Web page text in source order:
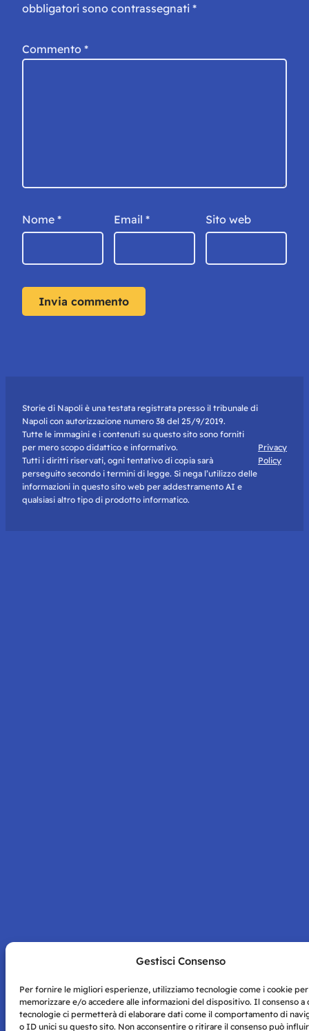
Gestisci Consenso
Per fornire le migliori esperienze, utilizziamo tecnologie come i cookie per
memorizzare e/o accedere alle informazioni del dispositivo. Il consenso a
tecnologie ci permetterà di elaborare dati come il comportamento di
o ID unici su questo sito. Non acconsentire o ritirare il consenso può
obbligatori sono contrassegnati *
Commento *
Nome * Email * Sito web
Storie di Napoli è una testata registrata presso il tribunale di
Napoli con autorizzazione numero 38 del 25/9/2019.
Tutte le immagini e i contenuti su questo sito sono forniti
per mero scopo didattico e informativo.
Tutti i diritti riservati, ogni tentativo di copia sarà
perseguito secondo i termini di legge. Si nega l’utilizzo delle
informazioni in questo sito web per addestramento AI e
qualsiasi altro tipo di prodotto informatico.
Privacy
Policy